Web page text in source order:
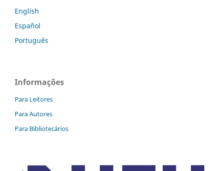
English
Español
Português
Informações
Para Leitores
Para Autores
Para Bibliotecários